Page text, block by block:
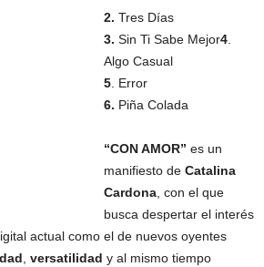
2. Tres Días
3. Sin Ti Sabe Mejor4.
Algo Casual
5. Error
6. Piña Colada
“CON AMOR” es un
manifiesto de Catalina
Cardona, con el que
busca despertar el interés
actual como el de nuevos oyentes
, versatilidad y al mismo tiempo